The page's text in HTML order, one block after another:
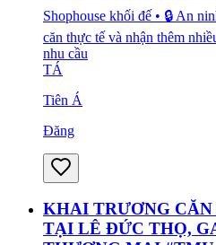
Shophouse khối đế • 🔒 An
căn thực tế và nhận thêm
nhu cầu
TÁ
Tiên Á
Đăng
KHAI TRƯƠNG CĂN
TẠI LÊ ĐỨC THỌ,